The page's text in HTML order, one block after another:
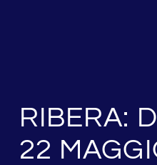
RIBERA:
22